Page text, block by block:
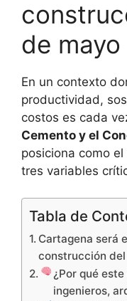
de mayo
En un contexto
productividad,
costos es cada
Cemento y el
posiciona como
tres variables
Tabla de
Cartagena será
construcción
¿Por qué
ingenieros,